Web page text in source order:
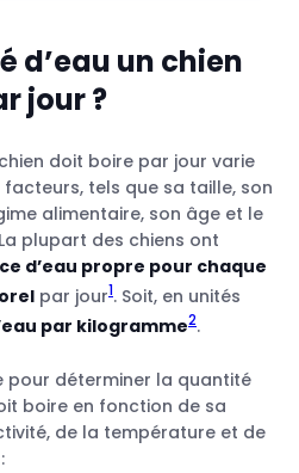
physique accrue
de régime
d’eau un chien
jour ?
doit boire par jour varie
tels que sa taille, son
alimentaire, son âge et le
plupart des chiens ont
d’eau propre pour chaque
par jour1. Soit, en unités
par kilogramme2.
pour déterminer la quantité
boire en fonction de sa
de la température et de